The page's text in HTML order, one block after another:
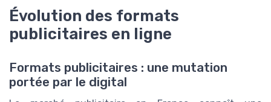
Évolution des formats
publicitaires en ligne
Formats publicitaires : une mutation
portée par le digital